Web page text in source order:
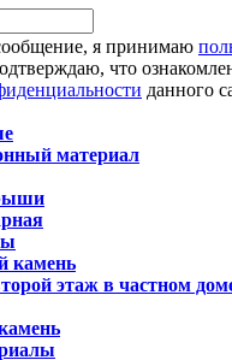
я принимаю
что
данного
материал
камень
этаж в частном